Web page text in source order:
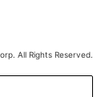
All Rights Reserved.